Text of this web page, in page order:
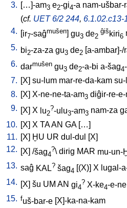
3. […]-am3 e2-gi4-a nam-ušbar-
(cf. UET 6/2 244, 6.1.02.c13-
4.
ir7-saĝmušen gu3 de2
ĝiš kiri6
5. bi2-za-za gu3 de2 a-ambar]-/
6. darmušen gu3 de2-a-bi a-šag4
7. [X] su-lum mar-re-da-kam
8. [X] X-ne-ne-ta-am3 diĝir-re-
9.
X X lu2
?-ulu3-am3 nam-za
10. [X] X TAAN GA[…]
11. [X] ḪU UR dul-dul [X]
12.
X ] /šag4
?\dirig MAR mu-un-
13. saĝ KAL? šag4 (X) X lugal-
14.
X šu UM AN gi4
? X-ke4-e-ne
15. fuš-bar-e X]-ka-na-kam